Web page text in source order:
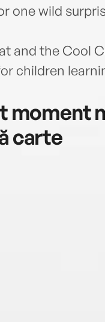
one wild
and the Cool
children
moment
carte